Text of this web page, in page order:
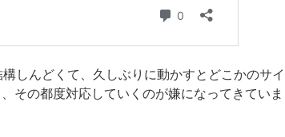
しんどくて、久しぶりに動かすとどこかのサイ
その都度対応していくのが嫌になってきていま